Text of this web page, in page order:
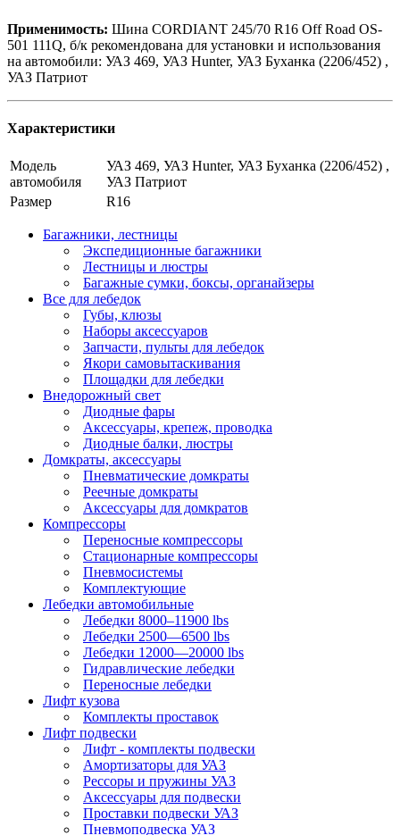
Применимость: Шина CORDIANT 245/70 R16 Off Road OS-
501 111Q, б/к рекомендована для установки и использования
на автомобили: УАЗ 469, УАЗ Hunter, УАЗ Буханка (2206/452) ,
УАЗ Патриот
Характеристики
Модель
автомобиля
УАЗ 469, УАЗ Hunter, УАЗ Буханка (2206/452) ,
УАЗ Патриот
Размер
R16
Багажники, лестницы
Экспедиционные багажники
Лестницы и люстры
Багажные сумки, боксы, органайзеры
Все для лебедок
Губы, клюзы
Наборы аксессуаров
Запчасти, пульты для лебедок
Якори самовытаскивания
Площадки для лебедки
Внедорожный свет
Диодные фары
Аксессуары, крепеж, проводка
Диодные балки, люстры
Домкраты, аксессуары
Пневматические домкраты
Реечные домкраты
Аксессуары для домкратов
Компрессоры
Переносные компрессоры
Стационарные компрессоры
Пневмосистемы
Комплектующие
Лебедки автомобильные
Лебедки 8000–11900 lbs
Лебедки 2500—6500 lbs
Лебедки 12000—20000 lbs
Гидравлические лебедки
Переносные лебедки
Лифт кузова
Комплекты проставок
Лифт подвески
Лифт - комплекты подвески
Амортизаторы для УАЗ
Рессоры и пружины УАЗ
Аксессуары для подвески
Проставки подвески УАЗ
Пневмоподвеска УАЗ